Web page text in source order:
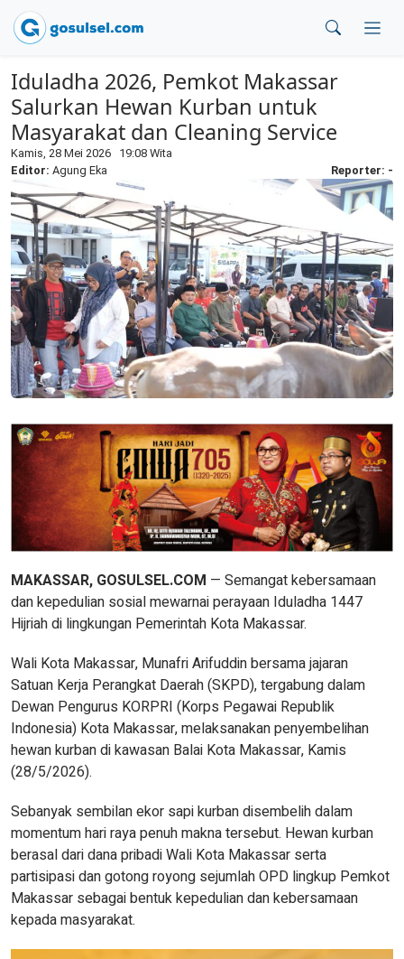
Iduladha 2026, Pemkot Makassar
Salurkan Hewan Kurban untuk
Masyarakat dan Cleaning Service
Kamis, 28 Mei 2026 19:08 Wita
Editor: Agung Eka Reporter: -
MAKASSAR, GOSULSEL.COM — Semangat kebersamaan
dan kepedulian sosial mewarnai perayaan Iduladha 1447
Hijriah di lingkungan Pemerintah Kota Makassar.
Wali Kota Makassar, Munafri Arifuddin bersama jajaran
Satuan Kerja Perangkat Daerah (SKPD), tergabung dalam
Dewan Pengurus KORPRI (Korps Pegawai Republik
Indonesia) Kota Makassar, melaksanakan penyembelihan
hewan kurban di kawasan Balai Kota Makassar, Kamis
(28/5/2026).
Sebanyak sembilan ekor sapi kurban disembelih dalam
momentum hari raya penuh makna tersebut. Hewan kurban
berasal dari dana pribadi Wali Kota Makassar serta
partisipasi dan gotong royong sejumlah OPD lingkup Pemkot
Makassar sebagai bentuk kepedulian dan kebersamaan
kepada masyarakat.